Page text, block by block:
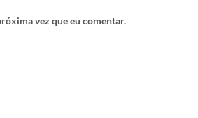
vez que eu comentar.